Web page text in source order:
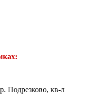
Подрезково, кв-л